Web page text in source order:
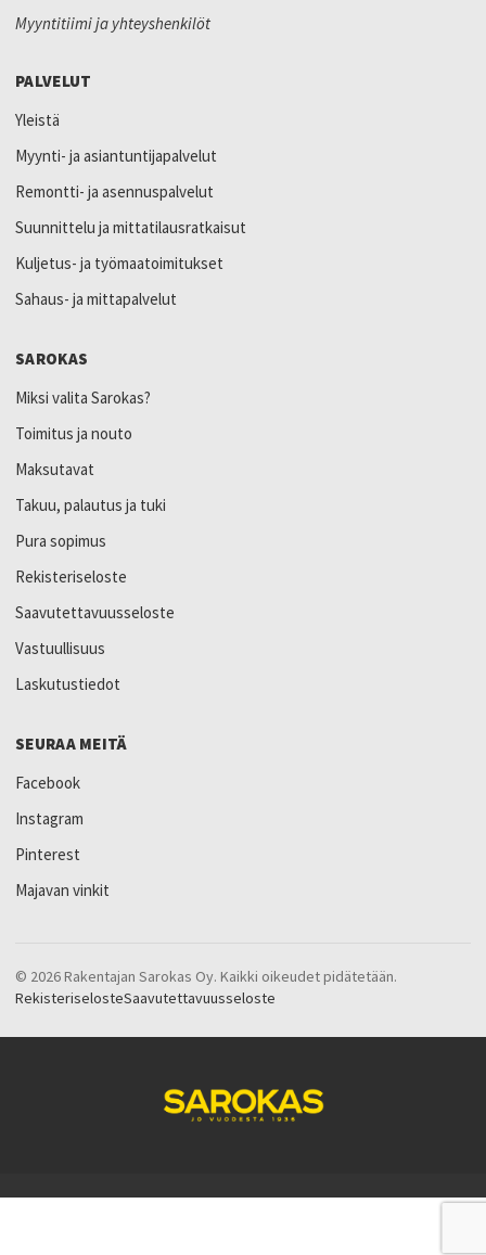
Myyntitiimi ja yhteyshenkilöt
PALVELUT
Yleistä
Myynti- ja asiantuntijapalvelut
Remontti- ja asennuspalvelut
Suunnittelu ja mittatilausratkaisut
Kuljetus- ja työmaatoimitukset
Sahaus- ja mittapalvelut
SAROKAS
Miksi valita Sarokas?
Toimitus ja nouto
Maksutavat
Takuu, palautus ja tuki
Pura sopimus
Rekisteriseloste
Saavutettavuusseloste
Vastuullisuus
Laskutustiedot
SEURAA MEITÄ
Facebook
Instagram
Pinterest
Majavan vinkit
© 2026 Rakentajan Sarokas Oy. Kaikki oikeudet pidätetään.
RekisteriselosteSaavutettavuusseloste